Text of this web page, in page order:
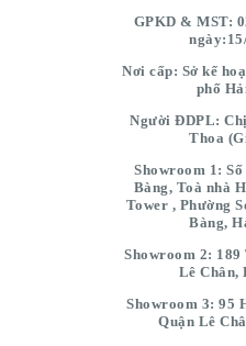
GPKD & MST:
Nơi cấp: Sở kế
phố
Người ĐDPL:
Thoa
Showroom 1:
Bàng, Toà nhà
Tower , Phường
Bàng,
Showroom 2:
Lê Chân,
Showroom 3: 95
Quận Lê